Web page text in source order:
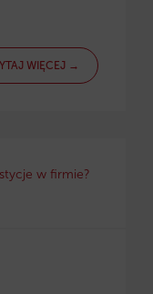
WIĘCEJ →
w firmie?